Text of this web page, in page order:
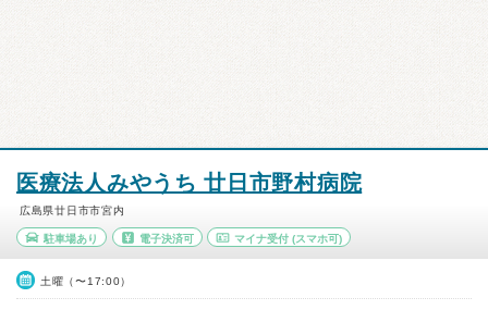
医療法人みやうち 廿日市野村病院
広島県廿日市市宮内
駐車場あり 電子決済可 マイナ受付 (スマホ可)
土曜（〜17:00）